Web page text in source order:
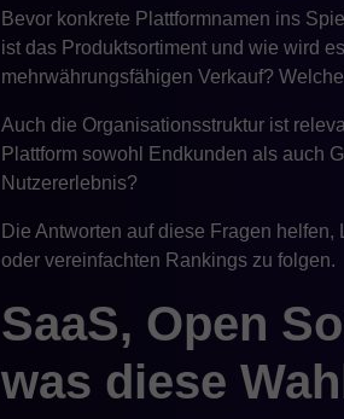
Bevor konkrete Plattformnamen ins
ist das Produktsortiment und wie wird
mehrwährungsfähigen Verkauf?
Auch die Organisationsstruktur ist
Plattform sowohl Endkunden als auch
Nutzererlebnis?
Die Antworten auf diese Fragen
oder vereinfachten Rankings zu folgen.
SaaS, Open
was diese